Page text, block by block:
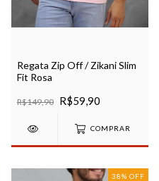
Regata Zip Off / Zikani Slim
Fit Rosa
R$149,90 R$59,90
COMPRAR
38% OFF